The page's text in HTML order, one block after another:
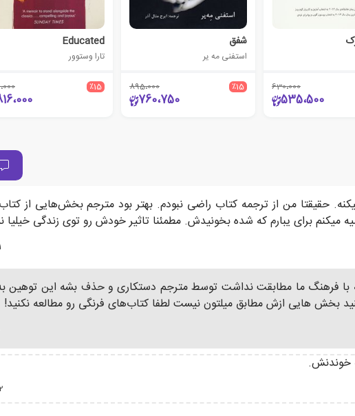
630،000
535،500
شفق
استفنی مه یر
٪15 895،000
760،750
Educated
تارا وستوور
٪15
حقیقتا من از ترجمه کتاب راضی نبودم. بهتر بود مترجم بخش‌هایی از
برای یبارم که شده بخونیدش. مطمئنا تاثیر خودش رو توی زندگی خیلیا
فرهنگ ما مطابقت نداشت توسط مترجم دستکاری و حذف بشه این توهین
بخش هایی ازش مطابق میلتون نیست لطفا کتاب‌های فرنگی رو مطالعه نکنید!
خوندنش.